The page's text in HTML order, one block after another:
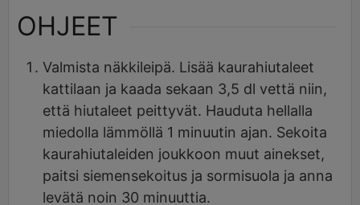
OHJEET
Valmista näkkileipä. Lisää kaurahiutaleet
kattilaan ja kaada sekaan 3,5 dl vettä niin,
että hiutaleet peittyvät. Hauduta hellalla
miedolla lämmöllä 1 minuutin ajan. Sekoita
kaurahiutaleiden joukkoon muut ainekset,
paitsi siemensekoitus ja sormisuola ja anna
levätä noin 30 minuuttia.